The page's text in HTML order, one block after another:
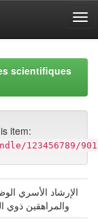
scientifiques
item:
123456789/
الإرشاد الأسري
والمراهقين ذوي